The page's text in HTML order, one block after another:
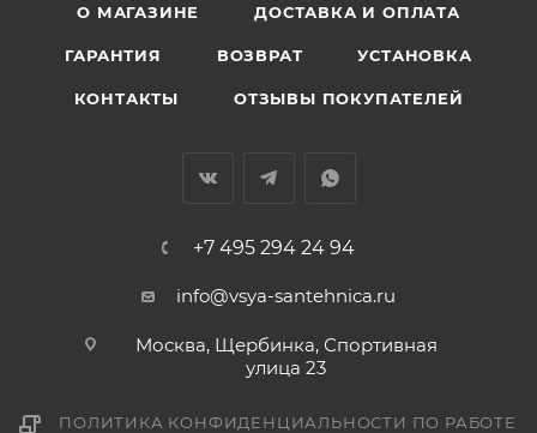
О МАГАЗИНЕ ДОСТАВКА И ОПЛАТА
ГАРАНТИЯ ВОЗВРАТ УСТАНОВКА
КОНТАКТЫ ОТЗЫВЫ ПОКУПАТЕЛЕЙ
+7 495 294 24 94
info@vsya-santehnica.ru
Москва, Щербинка, Спортивная
улица 23
ПОЛИТИКА КОНФИДЕНЦИАЛЬНОСТИ ПО РАБОТЕ